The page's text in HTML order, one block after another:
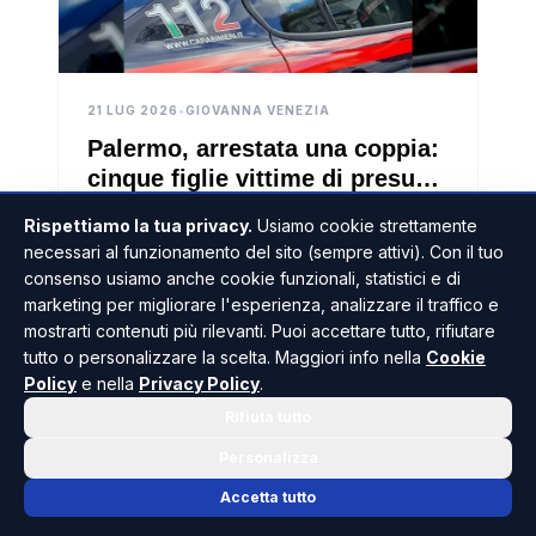
21 LUG 2026 •GIOVANNA VENEZIA
Palermo, arrestata una coppia:
cinque figlie vittime di presunti
Una lunga serie di presunte violenze
consumate tra le mura domestiche ha portato
all'arresto di una coppia di coniugi
palermitani. I carabinieri della stazione
Palermo Oreto hanno dato esecuzione a un...
LEGGI L'ARTICOLO
Rispettiamo la tua privacy. Usiamo cookie strettamente
necessari al funzionamento del sito (sempre attivi). Con il tuo
consenso usiamo anche cookie funzionali, statistici e di
marketing per migliorare l'esperienza, analizzare il traffico e
mostrarti contenuti più rilevanti. Puoi accettare tutto, rifiutare
tutto o personalizzare la scelta. Maggiori info nella Cookie
Policy e nella Privacy Policy.
Accetta tutto